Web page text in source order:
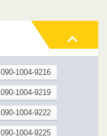
090-1004-9216
090-1004-9219
090-1004-9222
090-1004-9225